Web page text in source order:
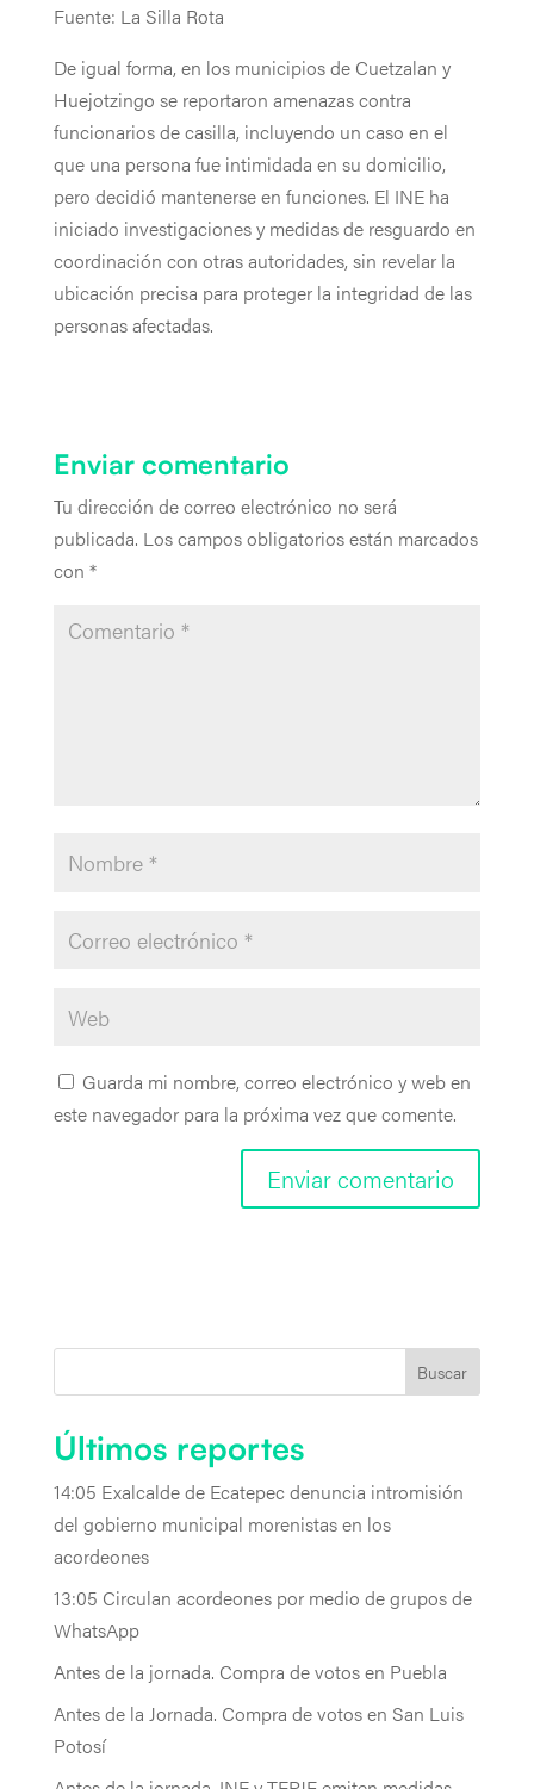
Fuente: La Silla Rota
De igual forma, en los municipios de Cuetzalan y
Huejotzingo se reportaron amenazas contra
funcionarios de casilla, incluyendo un caso en el
que una persona fue intimidada en su domicilio,
pero decidió mantenerse en funciones. El INE ha
iniciado investigaciones y medidas de resguardo en
coordinación con otras autoridades, sin revelar la
ubicación precisa para proteger la integridad de las
personas afectadas.
Enviar comentario
Tu dirección de correo electrónico no será
publicada. Los campos obligatorios están marcados
con *
Guarda mi nombre, correo electrónico y web en
este navegador para la próxima vez que comente.
Buscar
Últimos reportes
14:05 Exalcalde de Ecatepec denuncia intromisión
del gobierno municipal morenistas en los
acordeones
13:05 Circulan acordeones por medio de grupos de
WhatsApp
Antes de la jornada. Compra de votos en Puebla
Antes de la Jornada. Compra de votos en San Luis
Potosí